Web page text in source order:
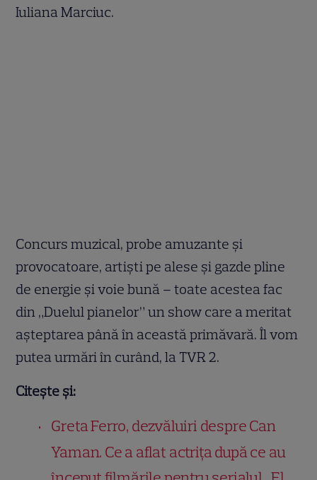
Iuliana Marciuc.
Concurs muzical, probe amuzante şi
provocatoare, artişti pe alese şi gazde pline
de energie şi voie bună – toate acestea fac
din „Duelul pianelor” un show care a meritat
aşteptarea până în această primăvară. Îl vom
putea urmări în curând, la TVR 2.​
Citește și:
Greta Ferro, dezvăluiri despre Can
Yaman. Ce a aflat actrița după ce au